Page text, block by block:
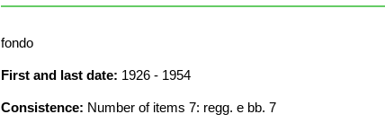
fondo
First and last date: 1926 - 1954
Consistence: Number of items 7: regg. e bb. 7